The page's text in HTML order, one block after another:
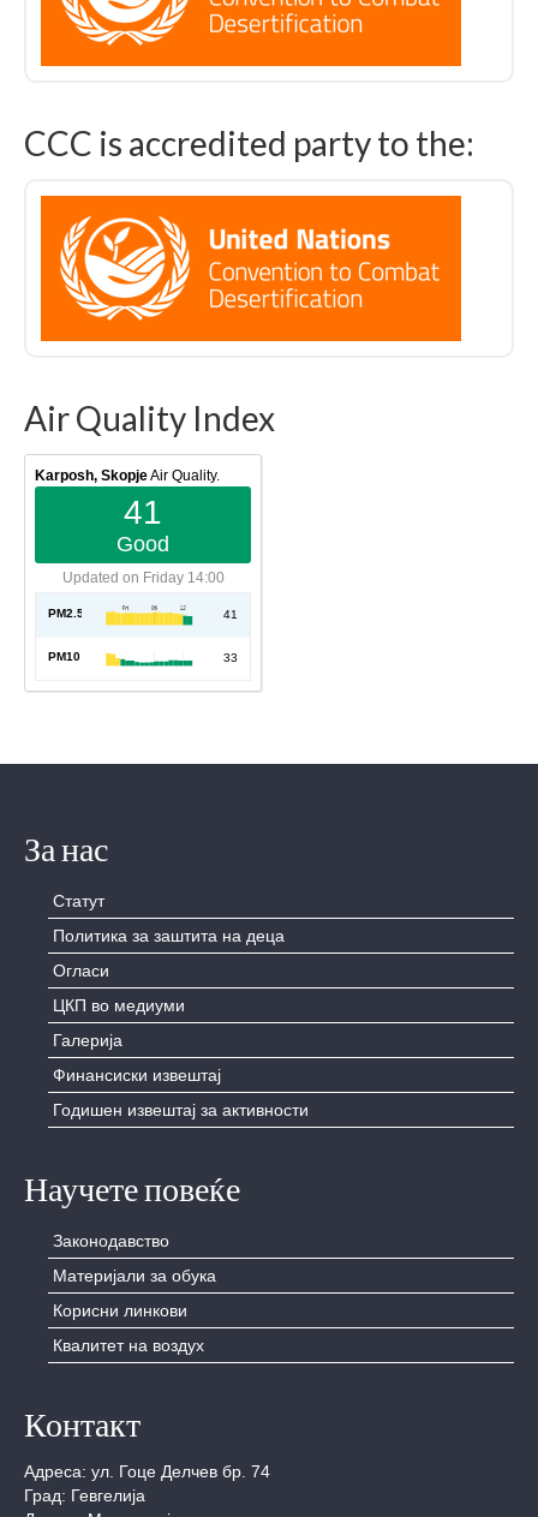
CCC is accredited party to the:
Air Quality Index
Karposh, SkopjeAir Quality.
41
Good
Updated on Friday 14:00
PM2.5 AQI 41
PM10 33
За нас
Статут
Политика за заштита на деца
Огласи
ЦКП во медиуми
Галерија
Финансиски извештај
Годишен извештај за активности
Научете повеќе
Законодавство
Материјали за обука
Корисни линкови
Квалитет на воздух
Контакт
Адреса: ул. Гоце Делчев бр. 74
Град: Гевгелија